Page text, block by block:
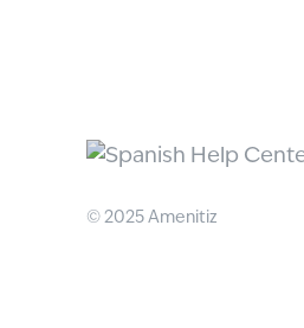
© 2025 Amenitiz